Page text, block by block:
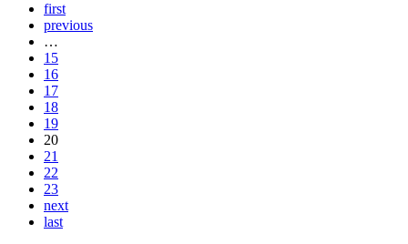
first
previous
…
15
16
17
18
19
20
21
22
23
next
last